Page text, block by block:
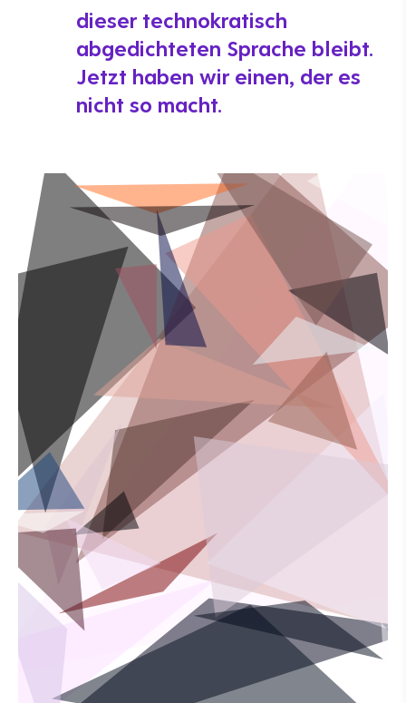
dieser technokratisch
abgedichteten Sprache bleibt.
Jetzt haben wir einen, der es
nicht so macht.